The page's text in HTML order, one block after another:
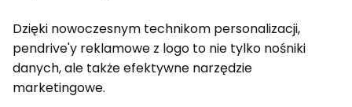
Dzięki nowoczesnym technikom personalizacji,
pendrive'y reklamowe z logo to nie tylko nośniki
danych, ale także efektywne narzędzie
marketingowe.